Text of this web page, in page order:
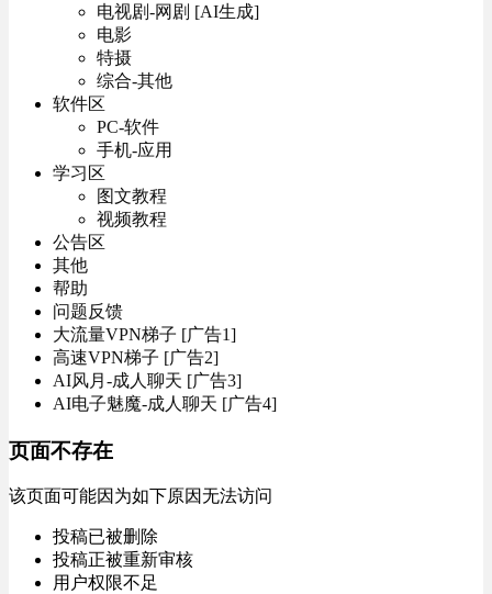
电视剧-网剧 [AI生成]
电影
特摄
综合-其他
软件区
PC-软件
手机-应用
学习区
图文教程
视频教程
公告区
其他
帮助
问题反馈
大流量VPN梯子 [广告1]
高速VPN梯子 [广告2]
AI风月-成人聊天 [广告3]
AI电子魅魔-成人聊天 [广告4]
页面不存在
该页面可能因为如下原因无法访问
投稿已被删除
投稿正被重新审核
用户权限不足